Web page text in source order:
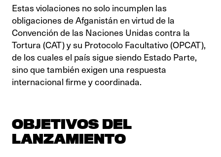
Estas violaciones no solo incumplen las
obligaciones de Afganistán en virtud de la
Convención de las Naciones Unidas contra la
Tortura (CAT) y su Protocolo Facultativo (OPCAT),
de los cuales el país sigue siendo Estado Parte,
sino que también exigen una respuesta
internacional firme y coordinada.
OBJETIVOS DEL
LANZAMIENTO